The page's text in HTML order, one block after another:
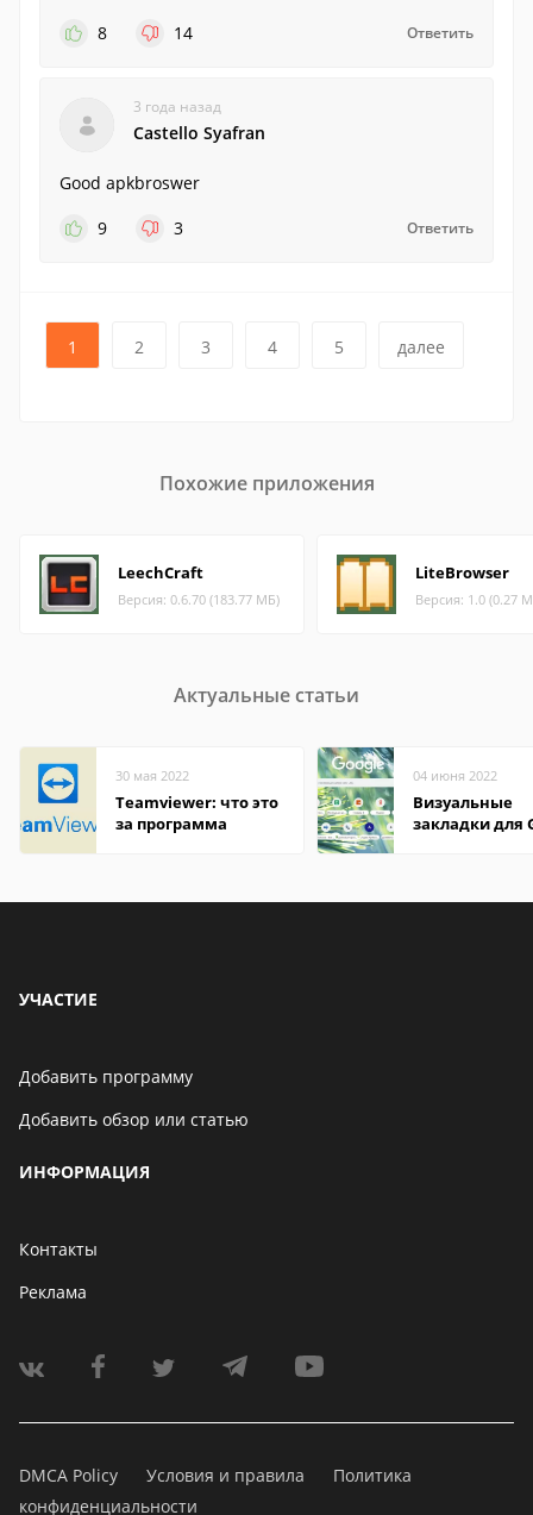
8
14 Ответить
3 года назад
Castello Syafran
Good apkbroswer
9
3 Ответить
1 2 3 4 5 далее
Похожие приложения
LeechCraft
Версия: 0.6.70 (183.77 МБ)
LiteBrowser
Версия: 1.0 (0.27
Актуальные статьи
30 мая 2022
Teamviewer: что это
за программа
04 июня 2022
Визуальные
закладки для
УЧАСТИЕ
Добавить программу
Добавить обзор или статью
ИНФОРМАЦИЯ
Контакты
Реклама
DMCA Policy Условия и правила
Политика
конфиденциальности